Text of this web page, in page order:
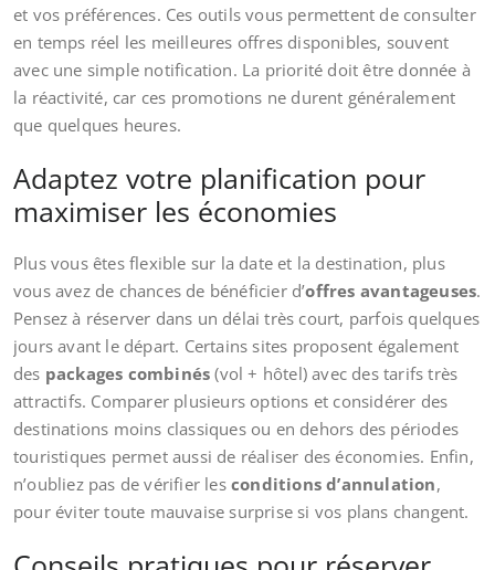
et vos préférences. Ces outils vous permettent de consulter
en temps réel les meilleures offres disponibles, souvent
avec une simple notification. La priorité doit être donnée à
la réactivité, car ces promotions ne durent généralement
que quelques heures.
Adaptez votre planification pour
maximiser les économies
Plus vous êtes flexible sur la date et la destination, plus
vous avez de chances de bénéficier d’offres avantageuses.
Pensez à réserver dans un délai très court, parfois quelques
jours avant le départ. Certains sites proposent également
des packages combinés (vol + hôtel) avec des tarifs très
attractifs. Comparer plusieurs options et considérer des
destinations moins classiques ou en dehors des périodes
touristiques permet aussi de réaliser des économies. Enfin,
n’oubliez pas de vérifier les conditions d’annulation,
pour éviter toute mauvaise surprise si vos plans changent.